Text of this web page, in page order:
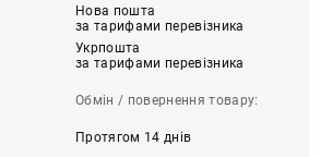
Нова пошта
за тарифами перевізника
Укрпошта
за тарифами перевізника
Обмін / повернення товару:
Протягом 14 днів